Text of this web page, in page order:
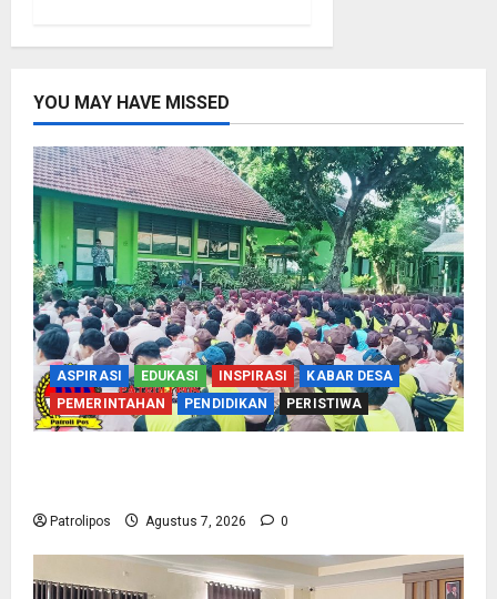
YOU MAY HAVE MISSED
ASPIRASI EDUKASI INSPIRASI
KABAR DESA
PEMERINTAHAN
PENDIDIKAN PERISTIWA
Patrolipos Agustus 7, 2026 0